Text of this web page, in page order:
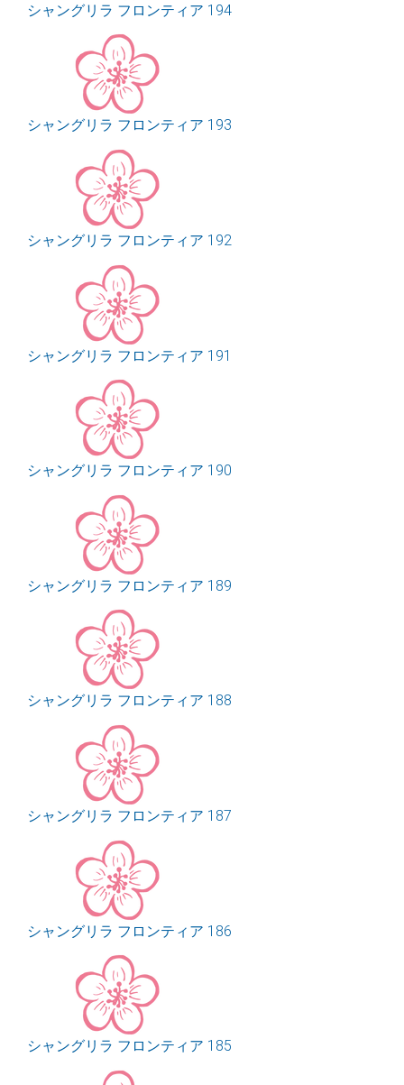
シャングリラ フロンティア 194
シャングリラ フロンティア 193
シャングリラ フロンティア 192
シャングリラ フロンティア 191
シャングリラ フロンティア 190
シャングリラ フロンティア 189
シャングリラ フロンティア 188
シャングリラ フロンティア 187
シャングリラ フロンティア 186
シャングリラ フロンティア 185